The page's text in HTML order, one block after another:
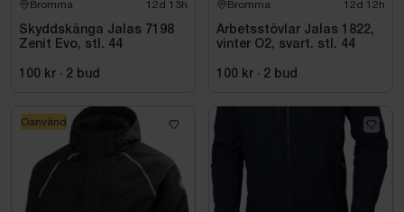
Bromma 12d 13h
Skyddskänga Jalas 7198
Zenit Evo, stl. 44
100 kr · 2 bud
Bromma 12d 12h
Arbetsstövlar Jalas 1822,
vinter O2, svart. stl. 44
100 kr · 2 bud
Oanvänd